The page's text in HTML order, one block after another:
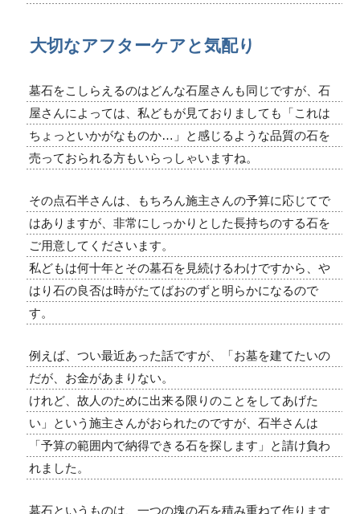
大切なアフターケアと気配り
墓石をこしらえるのはどんな石屋さんも同じですが、石
屋さんによっては、私どもが見ておりましても「これは
ちょっといかがなものか…」と感じるような品質の石を
売っておられる方もいらっしゃいますね。
その点石半さんは、もちろん施主さんの予算に応じてで
はありますが、非常にしっかりとした長持ちのする石を
ご用意してくださいます。
私どもは何十年とその墓石を見続けるわけですから、や
はり石の良否は時がたてばおのずと明らかになるので
す。
例えば、つい最近あった話ですが、「お墓を建てたいの
だが、お金があまりない。
けれど、故人のために出来る限りのことをしてあげた
い」という施主さんがおられたのですが、石半さんは
「予算の範囲内で納得できる石を探します」と請け負わ
れました。
墓石というものは、一つの塊の石を積み重ねて作ります